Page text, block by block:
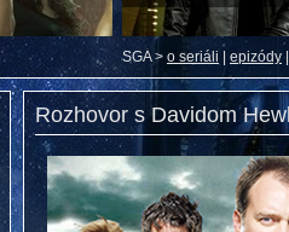
SGA > o seriáli epizódy|
Rozhovor s Davidom